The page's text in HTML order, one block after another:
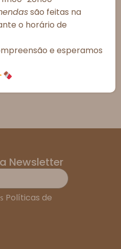
de Privacidade – Brigadeirando
ilustrativas.
à taxa legal em vigor em
Newsletter
Políticas de
são feitas na
o horário de
e esperamos